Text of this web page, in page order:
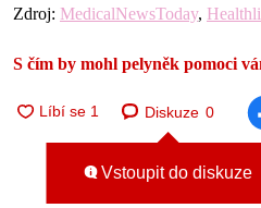
Zdroj: MedicalNewsToday,
S čím by mohl pelyněk pomoci
Diskuze 0
Vstoupit do diskuze